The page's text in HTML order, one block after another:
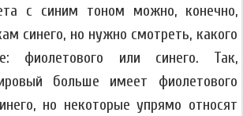
с синим тоном можно, конечно,
синего, но нужно смотреть, какого
фиолетового или синего. Так,
больше имеет фиолетового
но некоторые упрямо относят